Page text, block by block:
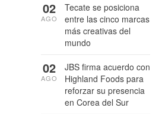
Tecate se posiciona
entre las cinco marcas
más creativas del
mundo
02
AGO
JBS firma acuerdo con
Highland Foods para
reforzar su presencia
en Corea del Sur
02
AGO